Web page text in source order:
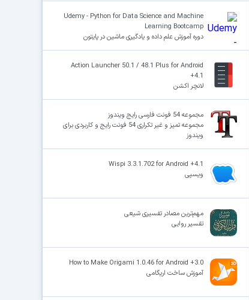
Udemy - Python for Data Science and Machine
Learning Bootcamp
دوره آموزش علم داده و یادگیری ماشین در پایتون
Action Launcher 50.1 / 48.1 Plus for Android
+4.1
لانچر اکشن
مجموعه 54 فونت فارسی رایج ویندوز
مجموعه تمیز و غیر تکراری 54 فونت رایج و کاربردی برای
ویندوز
Wispi 3.3.1.702 for Android +4.1
ویسپی
مهم‌ترین مصادر تفسیری شیعی
تفسیر روایی
How to Make Origami 1.0.46 for Android +3.0
آموزش ساخت اریگامی